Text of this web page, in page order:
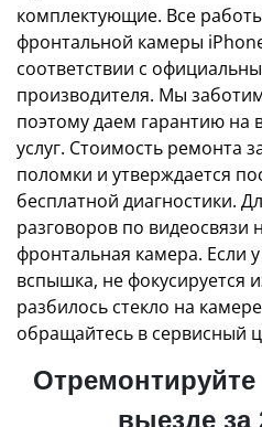
комплектующие. Все
фронтальной камеры
соответствии с
производителя. Мы
поэтому даем гарантию на
услуг. Стоимость ремонта
поломки и утверждается
бесплатной диагностики.
разговоров по видеосвязи
фронтальная камера. Если
вспышка, не фокусируется
разбилось стекло на
обращайтесь в сервисный
Отремонтируйте
выезде за